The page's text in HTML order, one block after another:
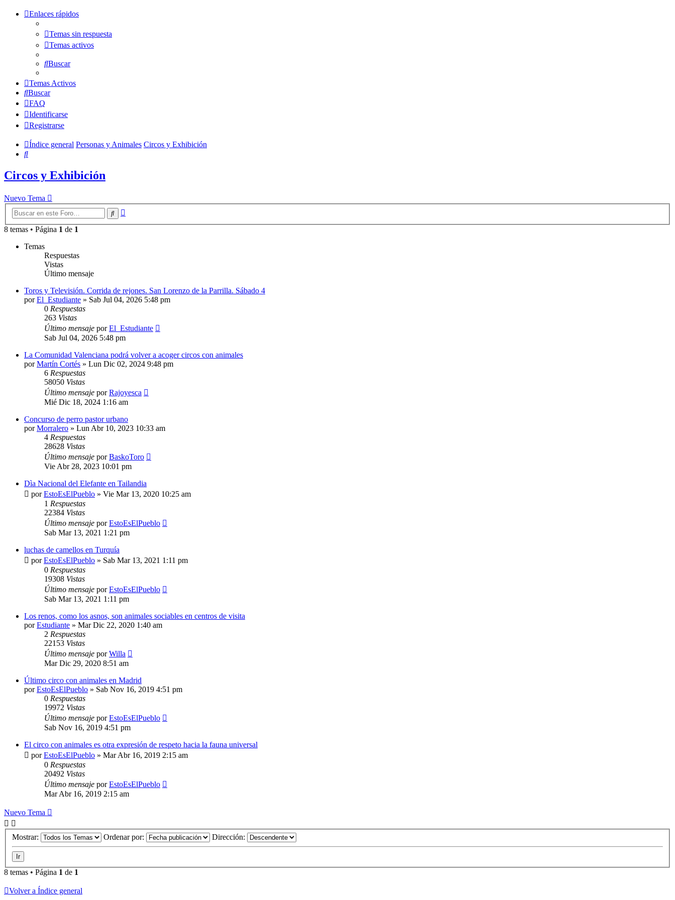
Enlaces rápidos
Temas sin respuesta
Temas activos
Buscar
Temas Activos
Buscar
FAQ
Identificarse
Registrarse
Índice general Personas y Animales Circos y Exhibición
Buscar
Circos y Exhibición
Nuevo Tema
Buscar
8 temas • Página 1 de 1
Temas
Respuestas
Vistas
Último mensaje
Toros y Televisión. Corrida de rejones. San Lorenzo de la Parrilla. Sábado 4
porEl_Estudiante » Sab Jul 04, 2026 5:48 pm
0 Respuestas
263 Vistas
Último mensaje porEl_Estudiante
Sab Jul 04, 2026 5:48 pm
La Comunidad Valenciana podrá volver a acoger circos con animales
porMartín Cortés » Lun Dic 02, 2024 9:48 pm
6 Respuestas
58050 Vistas
Último mensaje porRajoyesca
Mié Dic 18, 2024 1:16 am
Concurso de perro pastor urbano
porMorralero » Lun Abr 10, 2023 10:33 am
4 Respuestas
28628 Vistas
Último mensaje porBaskoToro
Vie Abr 28, 2023 10:01 pm
Dìa Nacional del Elefante en Tailandia
porEstoEsElPueblo » Vie Mar 13, 2020 10:25 am
1 Respuestas
22384 Vistas
Último mensaje porEstoEsElPueblo
Sab Mar 13, 2021 1:21 pm
luchas de camellos en Turquía
porEstoEsElPueblo » Sab Mar 13, 2021 1:11 pm
0 Respuestas
19308 Vistas
Último mensaje porEstoEsElPueblo
Sab Mar 13, 2021 1:11 pm
Los renos, como los asnos, son animales sociables en centros de visita
porEstudiante » Mar Dic 22, 2020 1:40 am
2 Respuestas
22153 Vistas
Último mensaje porWilla
Mar Dic 29, 2020 8:51 am
Último circo con animales en Madrid
porEstoEsElPueblo » Sab Nov 16, 2019 4:51 pm
0 Respuestas
19972 Vistas
Último mensaje porEstoEsElPueblo
Sab Nov 16, 2019 4:51 pm
El circo con animales es otra expresión de respeto hacia la fauna universal
porEstoEsElPueblo » Mar Abr 16, 2019 2:15 am
0 Respuestas
20492 Vistas
Último mensaje porEstoEsElPueblo
Mar Abr 16, 2019 2:15 am
Nuevo Tema
Mostrar: Ordenar por: Dirección:
8 temas • Página 1 de 1
Volver a Índice general